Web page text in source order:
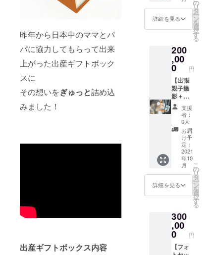
昨年から日本中のママとパ
パに協力してもらって出来
上がった出産ギフトボック
スに
その想いをぎゅっと詰め込
みました！
出産ギフトボックス内容
つかっ
には
Studio
継続的
な事業
サポー
トを行
わせて
いただ
きま
す。
役モデ
ル＆モ
デルの
女年齢
問わず
全ての
人を対
象にカ
ウンセ
リング
を行い
その人
に合っ
た 内容
を作成
させて
いただ
き、
レッス
ンを行
わせて
麗な姿
勢で歩
きた
い、人
前に出
&baby
の展開
と同時
にロー
定の
ソー
シャル
ギフト
サービ
ス
「BON
DY&gift
」内に
「クラ
ウド
ファン
ディン
グ支援
企業
様」と
いうこ
とで特
集ペー
ジを制
特別に
掲載を
させて
いただ
きま
詳細を見る
の
リ
タ
ー
ン
を
選
択
す
る
200
,00
0 円
【出張
親子撮
影＋
BONDY
泡オー
ルイン
ワン
ソー
プ、
BONDY
ボディ
クリー
ム】 親
子の思
い出
に、世
つだけ
のオリ
ジナル
ムー
ビー、
支援
者：
0人
お届
け予
定：
2021
年10
月
詳細を見る
こ
の
リ
タ
ー
ン
を
選
択
す
る
300
,00
0 円
【フォ